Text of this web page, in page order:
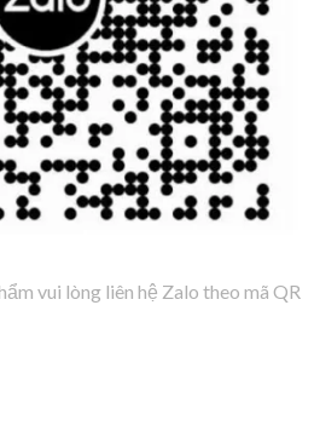
vui lòng liên hệ Zalo theo mã QR